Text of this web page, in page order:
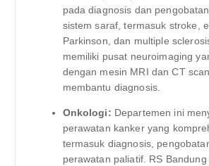
pada diagnosis dan
sistem saraf, termasuk stroke,
Parkinson, dan multiple
memiliki pusat neuroimaging
dengan mesin MRI dan CT
membantu diagnosis.
Onkologi: Departemen ini
perawatan kanker yang
termasuk diagnosis,
perawatan paliatif. RS